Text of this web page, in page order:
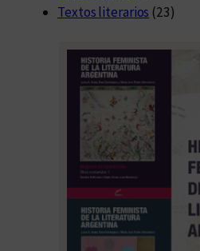
Textos literarios (23)